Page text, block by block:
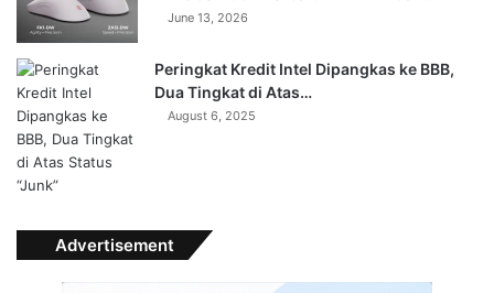
June 13, 2026
Peringkat Kredit Intel Dipangkas ke BBB,
Dua Tingkat di Atas…
August 6, 2025
Advertisement